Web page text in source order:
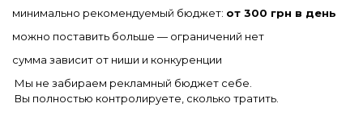
минимально рекомендуемый бюджет: от 300 грн в день
можно поставить больше — ограничений нет
сумма зависит от ниши и конкуренции
Мы не забираем рекламный бюджет себе.
Вы полностью контролируете, сколько тратить.